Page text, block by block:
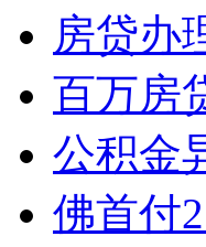
房贷办
百万房
公积金
佛首付